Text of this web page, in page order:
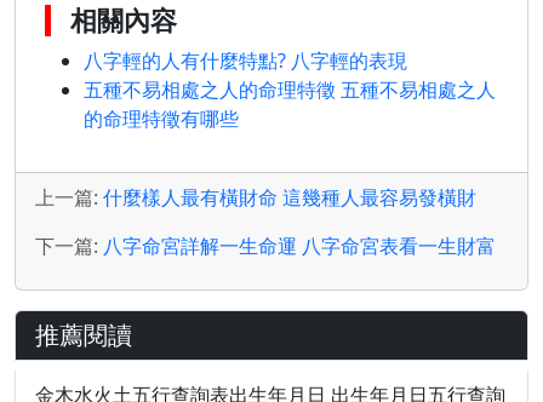
相關內容
八字輕的人有什麼特點? 八字輕的表現
五種不易相處之人的命理特徵 五種不易相處之人
的命理特徵有哪些
上一篇: 什麼樣人最有橫財命 這幾種人最容易發橫財
下一篇: 八字命宮詳解一生命運 八字命宮表看一生財富
推薦閱讀
金木水火土五行查詢表出生年月日 出生年月日五行查詢